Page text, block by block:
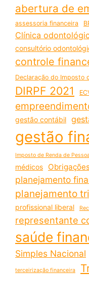
abertura de
assessoria financeira
Clínica
consultório
controle
Declaração do Imposto
DIRPF 2021
gestão contábil
gestão
Imposto de Renda de
médicos
planejamento
planejamento
profissional liberal
representante
saúde
Simples Nacional
terceirização financeira